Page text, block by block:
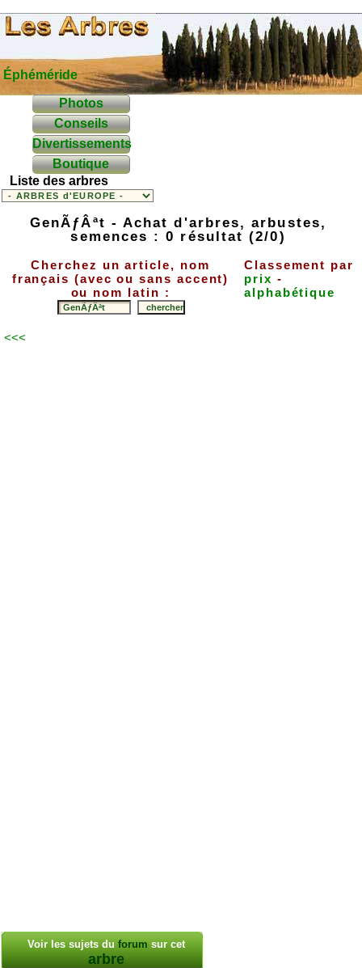
Éphéméride
Photos
Conseils
Divertissements
Boutique
Liste des arbres
GenÃƒÂªt - Achat d'arbres, arbustes,
semences : 0 résultat (2/0)
Cherchez un article, nom
français (avec ou sans accent)
ou nom latin :
Classement par
prix -
alphabétique
<<<
Voir les sujets du forum sur cet
arbre